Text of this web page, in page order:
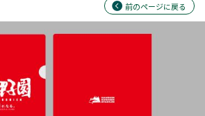
前のページに戻る